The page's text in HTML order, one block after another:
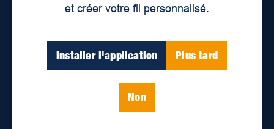
et créer votre fil personnalisé.
Installer l'application Plus tard
Non